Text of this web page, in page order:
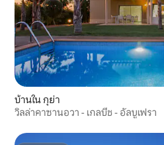
บ้านใน กุย่า
วิลล่าคาซานอวา - เกลบีช - อัลบูเฟรา